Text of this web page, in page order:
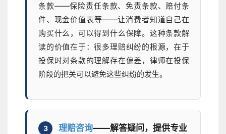
条款——保险责任条款、免责条款、赔付条
件、现金价值表等——让消费者知道自己在
购买什么，可以得到什么保障。这种条款解
读的价值在于：很多理赔纠纷的根源，在于
投保时对条款的理解存在偏差，律师在投保
阶段的把关可以避免这些纠纷的发生。
3 理赔咨询——解答疑问，提供专业